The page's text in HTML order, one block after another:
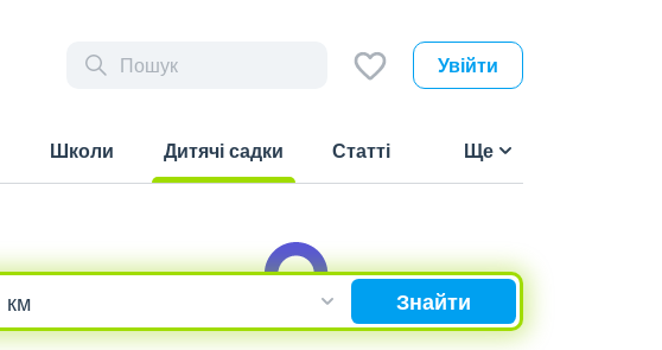
Увійти
Школи
Дитячі садки
Статті Ще
Знайти